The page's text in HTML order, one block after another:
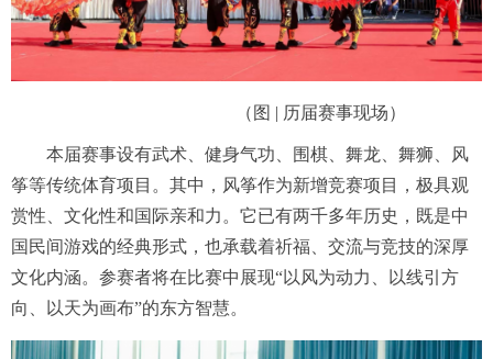
（图 | 历届赛事现场）
本届赛事设有武术、健身气功、围棋、舞龙、舞狮、风
筝等传统体育项目。其中，风筝作为新增竞赛项目，极具观
赏性、文化性和国际亲和力。它已有两千多年历史，既是中
国民间游戏的经典形式，也承载着祈福、交流与竞技的深厚
文化内涵。参赛者将在比赛中展现“以风为动力、以线引方
向、以天为画布”的东方智慧。